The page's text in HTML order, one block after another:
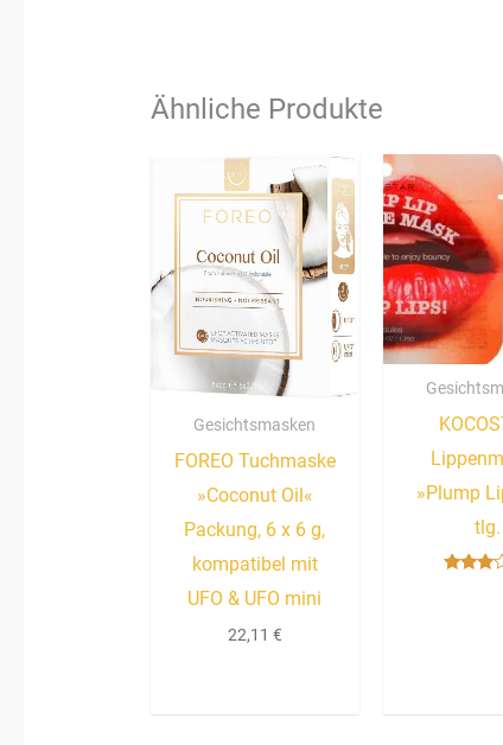
Ähnliche Produkte
Gesichtsmasken
FOREO Tuchmaske
»Coconut Oil«
Packung, 6 x 6 g,
kompatibel mit
UFO & UFO mini
22,11 €
»Plump
tlg.